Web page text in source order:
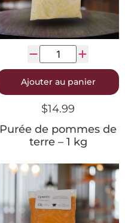
Purée de pommes de
terre – 1 kg
$14.99
Ajouter au panier